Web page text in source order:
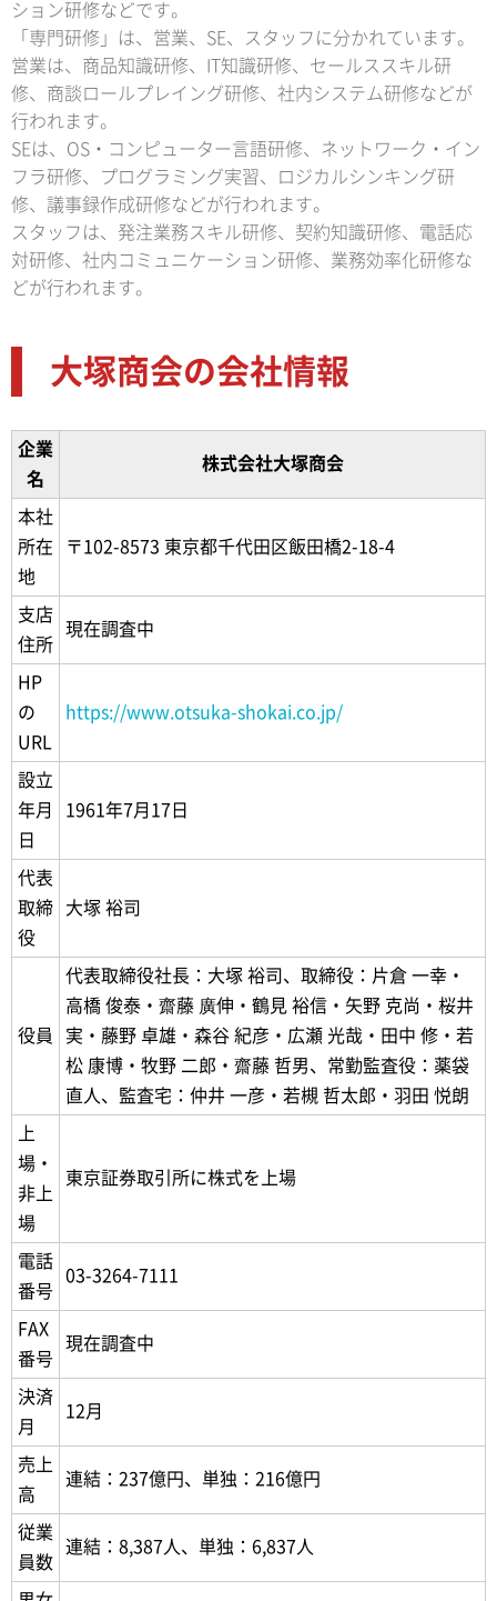
ション研修などです。
「専門研修」は、営業、SE、スタッフに分かれています。
営業は、商品知識研修、IT知識研修、セールススキル研
修、商談ロールプレイング研修、社内システム研修などが
行われます。
SEは、OS・コンピューター言語研修、ネットワーク・イン
フラ研修、プログラミング実習、ロジカルシンキング研
修、議事録作成研修などが行われます。
スタッフは、発注業務スキル研修、契約知識研修、電話応
対研修、社内コミュニケーション研修、業務効率化研修な
どが行われます。
大塚商会の会社情報
企業
名
株式会社大塚商会
本社
所在
地
〒102-8573 東京都千代田区飯田橋2-18-4
支店
住所
現在調査中
HP
の
URL
https://www.otsuka-shokai.co.jp/
設立
年月
日
1961年7月17日
代表
取締
役
大塚 裕司
役員
代表取締役社長：大塚 裕司、取締役：片倉 一幸・
高橋 俊泰・齋藤 廣伸・鶴見 裕信・矢野 克尚・桜井
実・藤野 卓雄・森谷 紀彦・広瀬 光哉・田中 修・若
松 康博・牧野 二郎・齋藤 哲男、常勤監査役：薬袋
直人、監査宅：仲井 一彦・若槻 哲太郎・羽田 悦朗
上
場・
非上
場
東京証券取引所に株式を上場
電話
番号
03-3264-7111
FAX
番号
現在調査中
決済
月
12月
売上
高
連結：237億円、単独：216億円
従業
員数
連結：8,387人、単独：6,837人